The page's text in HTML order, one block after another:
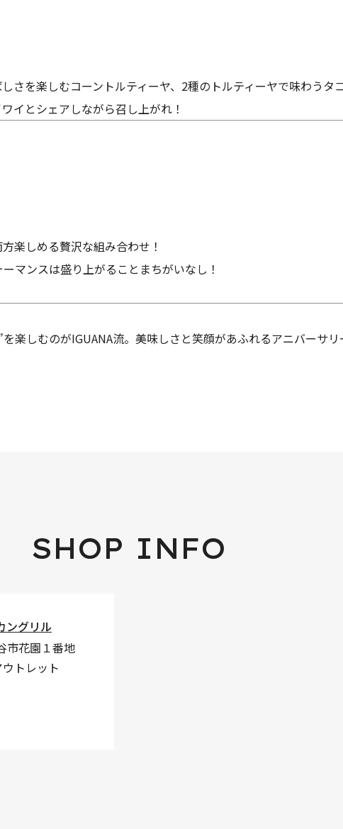
さを楽しむコーントルティーヤ、2種のトルティーヤで味わうタ
イとシェアしながら召し上がれ！
楽しめる贅沢な組み合わせ！
マンスは盛り上がることまちがいなし！
楽しむのがIGUANA流。美味しさと笑顔があふれるアニバーサ
SHOP INFO
ングリル
市花園１番地
トレット